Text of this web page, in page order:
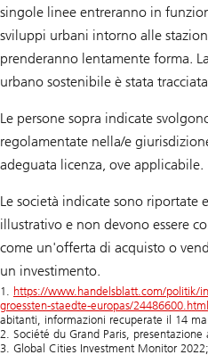
singole linee entreranno in
sviluppi urbani intorno alle
prenderanno lentamente forma.
urbano sostenibile è stata
Le persone sopra indicate
regolamentate nella/e
adeguata licenza, ove applicabile.
Le società indicate sono riportate
illustrativo e non devono essere
come un'offerta di acquisto o
un investimento.
1. https://www.handelsblatt.com/politik/
groessten-staedte-europas/24486600.html
abitanti, informazioni recuperate il 14
2. Société du Grand Paris,
3. Global Cities Investment Monitor